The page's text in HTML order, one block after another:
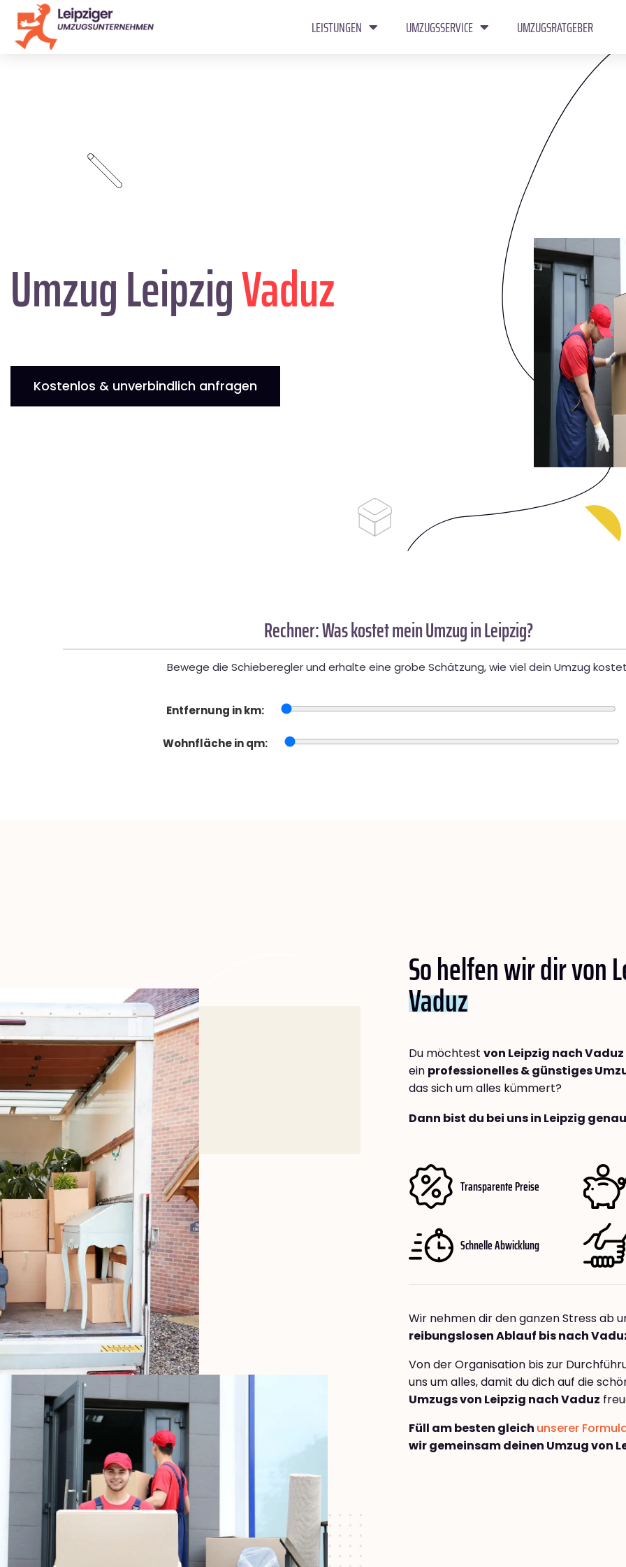
LEISTUNGEN UMZUGSSERVICE UMZUGSRATGEBER
Umzug LeipzigVaduz
Kostenlos & unverbindlich anfragen
Rechner: Was kostet mein Umzug in Leipzig?
Bewege die Schieberegler und erhalte eine grobe Schätzung, wie viel dein Umzug
Entfernung in km:
Wohnfläche in qm:
So helfen wir dir von
Vaduz
Du möchtest von Leipzig nach Vaduz
ein professionelles & günstiges
das sich um alles kümmert?
Dann bist du bei uns in Leipzig
Transparente Preise
Schnelle Abwicklung
Wir nehmen dir den ganzen Stress ab
reibungslosen Ablauf bis nach
Von der Organisation bis zur
uns um alles, damit du dich auf die
Umzugs von Leipzig nach Vaduz
Füll am besten gleich unserer
wir gemeinsam deinen Umzug von